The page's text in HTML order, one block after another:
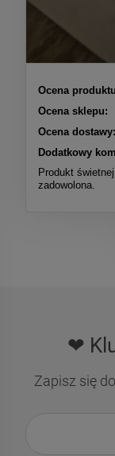
Ocena
Ocena sklepu:
Ocena dostawy:
Dodatkowy
Produkt
zadowolona.
❤
Zapisz się